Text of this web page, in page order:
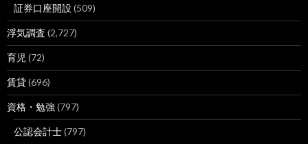
証券口座開設 (509)
浮気調査 (2,727)
育児 (72)
賃貸(696)
資格・勉強 (797)
公認会計士(797)